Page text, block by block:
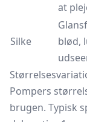
at
Silke
blød,
Pompers
brugen. Typisk